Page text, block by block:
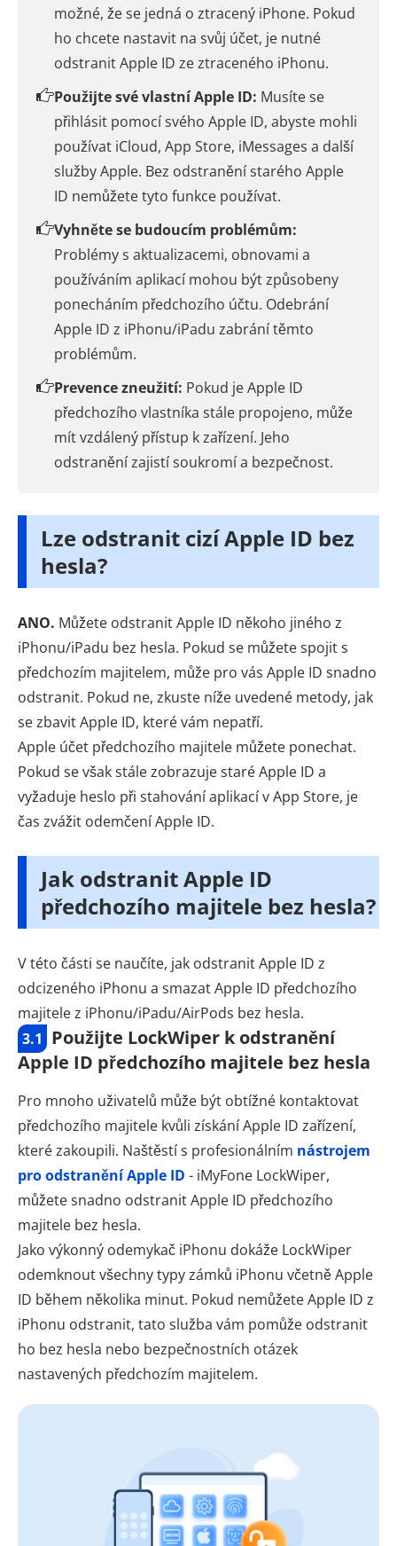
možné, že se jedná o ztracený iPhone. Pokud
ho chcete nastavit na svůj účet, je nutné
odstranit Apple ID ze ztraceného iPhonu.
Použijte své vlastní Apple ID: Musíte se
přihlásit pomocí svého Apple ID, abyste mohli
používat iCloud, App Store, iMessages a další
služby Apple. Bez odstranění starého Apple
ID nemůžete tyto funkce používat.
Vyhněte se budoucím problémům:
Problémy s aktualizacemi, obnovami a
používáním aplikací mohou být způsobeny
ponecháním předchozího účtu. Odebrání
Apple ID z iPhonu/iPadu zabrání těmto
problémům.
Prevence zneužití: Pokud je Apple ID
předchozího vlastníka stále propojeno, může
mít vzdálený přístup k zařízení. Jeho
odstranění zajistí soukromí a bezpečnost.
Lze odstranit cizí Apple ID bez
hesla?
ANO. Můžete odstranit Apple ID někoho jiného z
iPhonu/iPadu bez hesla. Pokud se můžete spojit s
předchozím majitelem, může pro vás Apple ID snadno
odstranit. Pokud ne, zkuste níže uvedené metody, jak
se zbavit Apple ID, které vám nepatří.
Apple účet předchozího majitele můžete ponechat.
Pokud se však stále zobrazuje staré Apple ID a
vyžaduje heslo při stahování aplikací v App Store, je
čas zvážit odemčení Apple ID.
Jak odstranit Apple ID
předchozího majitele bez hesla?
V této části se naučíte, jak odstranit Apple ID z
odcizeného iPhonu a smazat Apple ID předchozího
majitele z iPhonu/iPadu/AirPods bez hesla.
3.1 Použijte LockWiper k odstranění
Apple ID předchozího majitele bez hesla
Pro mnoho uživatelů může být obtížné kontaktovat
předchozího majitele kvůli získání Apple ID zařízení,
které zakoupili. Naštěstí s profesionálním nástrojem
pro odstranění Apple ID - iMyFone LockWiper,
můžete snadno odstranit Apple ID předchozího
majitele bez hesla.
Jako výkonný odemykač iPhonu dokáže LockWiper
odemknout všechny typy zámků iPhonu včetně Apple
ID během několika minut. Pokud nemůžete Apple ID z
iPhonu odstranit, tato služba vám pomůže odstranit
ho bez hesla nebo bezpečnostních otázek
nastavených předchozím majitelem.